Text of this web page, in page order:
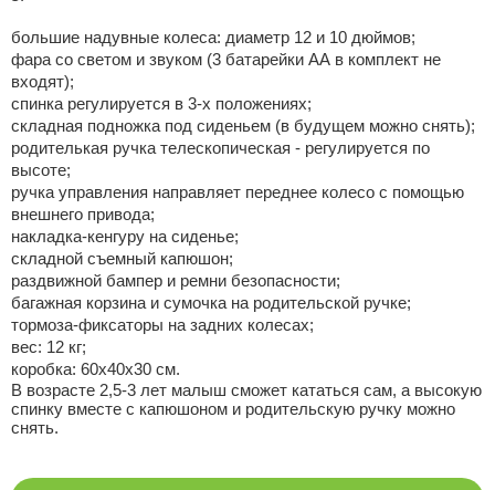
большие надувные колеса: диаметр 12 и 10 дюймов;
фара со светом и звуком (3 батарейки АА в комплект не
входят);
спинка регулируется в 3-х положениях;
складная подножка под сиденьем (в будущем можно снять);
родителькая ручка телескопическая - регулируется по
высоте;
ручка управления направляет переднее колесо с помощью
внешнего привода;
накладка-кенгуру на сиденье;
складной съемный капюшон;
раздвижной бампер и ремни безопасности;
багажная корзина и сумочка на родительской ручке;
тормоза-фиксаторы на задних колесах;
вес: 12 кг;
коробка: 60х40х30 см.
В возрасте 2,5-3 лет малыш сможет кататься сам, а высокую
спинку вместе с капюшоном и родительскую ручку можно
снять.